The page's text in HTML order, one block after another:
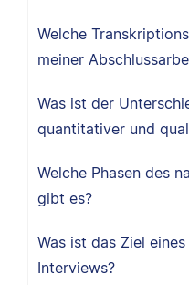
Welche
meiner
Was ist der
quantitativer und
Welche Phasen des
gibt es?
Was ist das Ziel
Interviews?